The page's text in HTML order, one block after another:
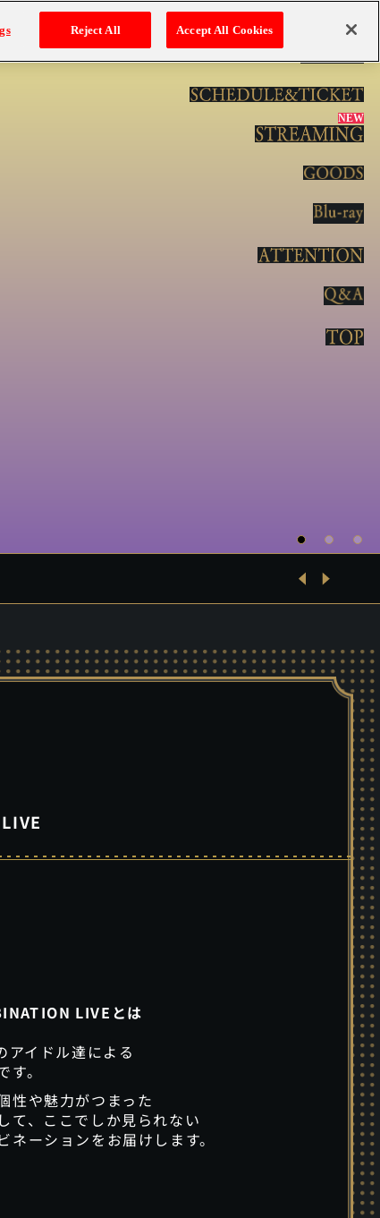
LIVEとは
イドル達による
。
性や魅力がつまった
て、ここでしか見られない
ネーションをお届けします。
Reject All Accept All Cookies